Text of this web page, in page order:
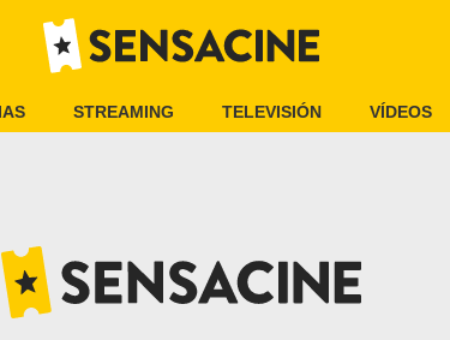
STREAMING TELEVISIÓN VÍDEOS